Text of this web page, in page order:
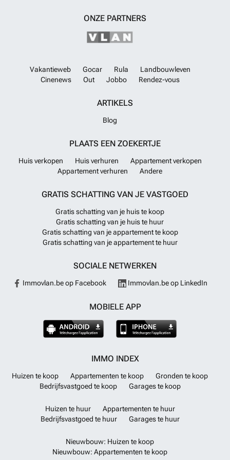
ONZE PARTNERS
Vakantieweb Gocar Rula
Landbouwleven
Cinenews
Out Jobbo Rendez-vous
ARTIKELS
Blog
PLAATS EEN ZOEKERTJE
Huis verkopen Huis verhuren
Appartement verkopen
Appartement verhuren
Andere
GRATIS SCHATTING VAN JE VASTGOED
Gratis schatting van je huis te koop
Gratis schatting van je huis te huur
Gratis schatting van je appartement te koop
Gratis schatting van je appartement te huur
SOCIALE NETWERKEN
Immovlan.be op Facebook Immovlan.be op LinkedIn
MOBIELE APP
IMMO INDEX
Huizen te koop Appartementen te koop
Gronden te koop
Bedrijfsvastgoed te koop
Garages te koop
Huizen te huur
Appartementen te huur
Bedrijfsvastgoed te huur
Garages te huur
Nieuwbouw: Huizen te koop
Nieuwbouw: Appartementen te koop